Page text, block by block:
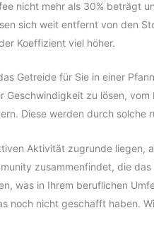
nicht mehr als 30% beträgt
sich weit entfernt von den
Koeffizient viel höher.
Getreide für Sie in einer
zu lösen,
Diese werden durch solche
Aktivität zugrunde liegen,
zusammenfindet, die
was in Ihrem beruflichen
noch nicht geschafft haben.